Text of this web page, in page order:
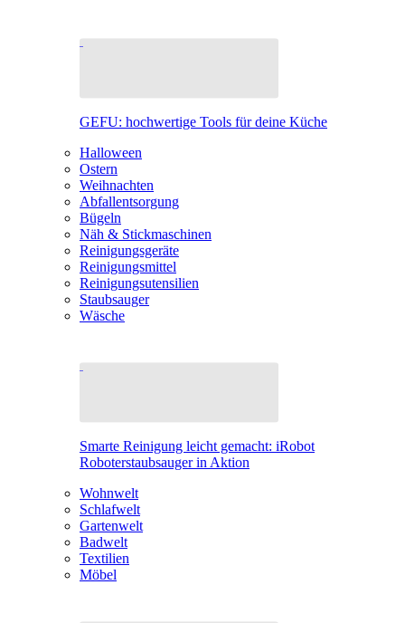
GEFU: hochwertige Tools für deine Küche
Halloween
Ostern
Weihnachten
Abfallentsorgung
Bügeln
Näh & Stickmaschinen
Reinigungsgeräte
Reinigungsmittel
Reinigungsutensilien
Staubsauger
Wäsche
Smarte Reinigung leicht gemacht: iRobot
Roboterstaubsauger in Aktion
Wohnwelt
Schlafwelt
Gartenwelt
Badwelt
Textilien
Möbel